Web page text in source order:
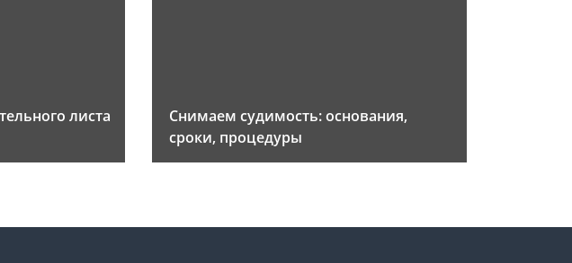
листа
Снимаем судимость: основания,
сроки, процедуры